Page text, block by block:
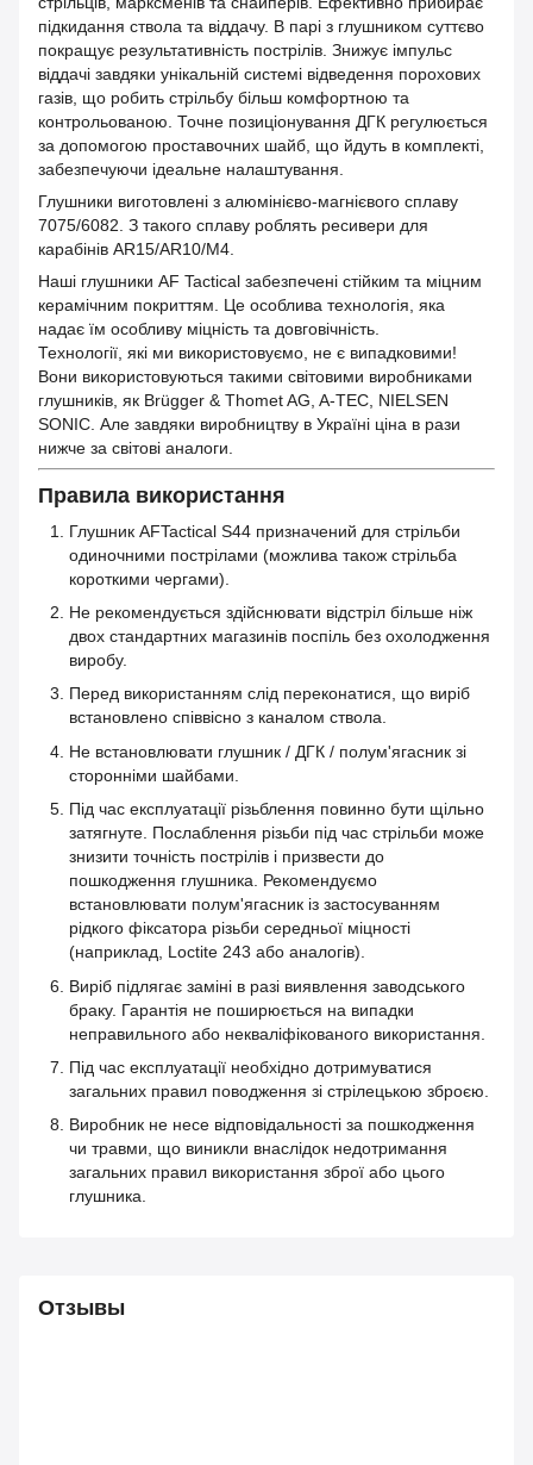
підкидання ствола та віддачу. В парі з глушником суттєво
покращує результативність пострілів. Знижує імпульс
віддачі завдяки унікальній системі відведення порохових
газів, що робить стрільбу більш комфортною та
контрольованою. Точне позиціонування ДГК регулюється
за допомогою проставочних шайб, що йдуть в комплекті,
забезпечуючи ідеальне налаштування.
Глушники виготовлені з алюмінієво-магнієвого сплаву
7075/6082. З такого сплаву роблять ресивери для
карабінів AR15/AR10/M4.
Наші глушники AF Tactical забезпечені стійким та міцним
керамічним покриттям. Це особлива технологія, яка
надає їм особливу міцність та довговічність.
Технології, які ми використовуємо, не є випадковими!
Вони використовуються такими світовими виробниками
глушників, як Brügger & Thomet AG, A-TEC, NIELSEN
SONIC. Але завдяки виробництву в Україні ціна в рази
нижче за світові аналоги.
Правила використання
Глушник AFTactical S44 призначений для стрільби
одиночними пострілами (можлива також стрільба
короткими чергами).
Не рекомендується здійснювати відстріл більше ніж
двох стандартних магазинів поспіль без охолодження
виробу.
Перед використанням слід переконатися, що виріб
встановлено співвісно з каналом ствола.
Не встановлювати глушник / ДГК / полум'ягасник зі
сторонніми шайбами.
Під час експлуатації різьблення повинно бути щільно
затягнуте. Послаблення різьби під час стрільби може
знизити точність пострілів і призвести до
пошкодження глушника. Рекомендуємо
встановлювати полум'ягасник із застосуванням
рідкого фіксатора різьби середньої міцності
(наприклад, Loctite 243 або аналогів).
Виріб підлягає заміні в разі виявлення заводського
браку. Гарантія не поширюється на випадки
неправильного або некваліфікованого використання.
Під час експлуатації необхідно дотримуватися
загальних правил поводження зі стрілецькою зброєю.
Виробник не несе відповідальності за пошкодження
чи травми, що виникли внаслідок недотримання
загальних правил використання зброї або цього
глушника.
Отзывы